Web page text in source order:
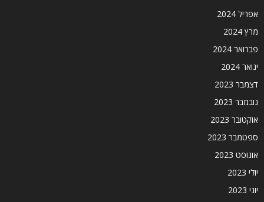
אפריל 2024
מרץ 2024
פברואר 2024
ינואר 2024
דצמבר 2023
נובמבר 2023
אוקטובר 2023
ספטמבר 2023
אוגוסט 2023
יולי 2023
יוני 2023